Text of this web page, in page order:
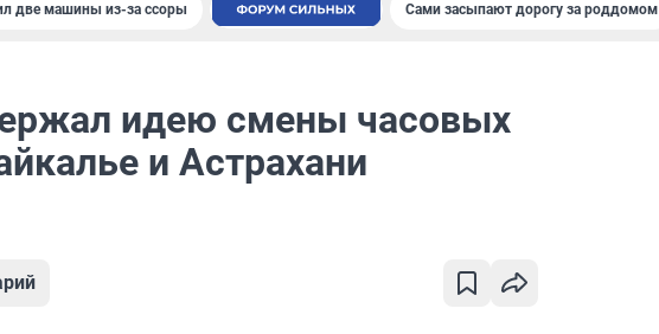
две машины из-за ссоры Сами засыпают дорогу за роддомом
идею смены часовых
и Астрахани